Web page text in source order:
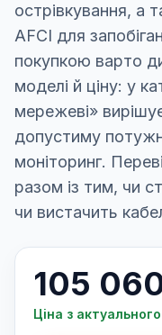
острівкування, а
AFCI для
покупкою варто
моделі й ціну: у
мережеві»
допустиму
моніторинг.
разом із тим, чи
чи вистачить
105
Ціна з